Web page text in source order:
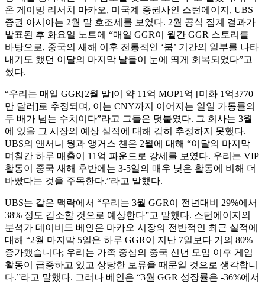
온 게이밍 리서치 마카오, 미국계 증권사인 스턴에이지, UBS
증권 아시아는 2월 말 호조세를 보였다. 2월 공식 집계 결과가
발표된 후 화요일 노트에 “매일 GGR이 월간 GGR 스토리를
바탕으로, 중국의 새해 이후 전통적인 ‘붐’ 기간의 일부를 나타
내기도 했던 이달의 마지막 날들이 눈에 띄게 회복되었다”고
썼다.
“우리는 매일 GGR[2월 말]이 약 11억 MOP1억 [미화 1억3770
만 달러]로 추정되며, 이는 CNY까지 이어지는 일일 가동률의
두 배가 넘는 수치이다”라고 그들은 덧붙였다. 그 회사는 3월
에 있을 그 시장의 예상 실적에 대해 감히 추정하지 못했다.
UBS의 앤서니 웡과 앵거스 챈은 2월에 대해 “이달의 마지막
며칠간 하루 매출이 11억 파운드로 강세를 보였다. 우리는 VIP
활동이 중국 새해 후반에는 3-5일의 매우 낮은 활동에 비해 더
바빴다는 것을 주목한다.”라고 말했다.
UBS는 같은 맥락에서 “우리는 3월 GGR이 전년대비 29%에서
38% 정도 감소할 것으로 예상한다”고 말했다. 스턴에이지의
분석가 데이비드 베인은 마카오 시장의 전반적인 최근 실적에
대해 “2월 마지막 5일은 하루 GGR이 지난 7일보다 거의 80%
증가했습니다; 우리는 가족 중심의 중국 신년 모임 이후 게임
활동이 급증하고 있고 상당한 보류율 때문일 것으로 생각합니
다.”라고 말했다. 그러나 베인은 “3월 GGR 성장률은 -36%에서